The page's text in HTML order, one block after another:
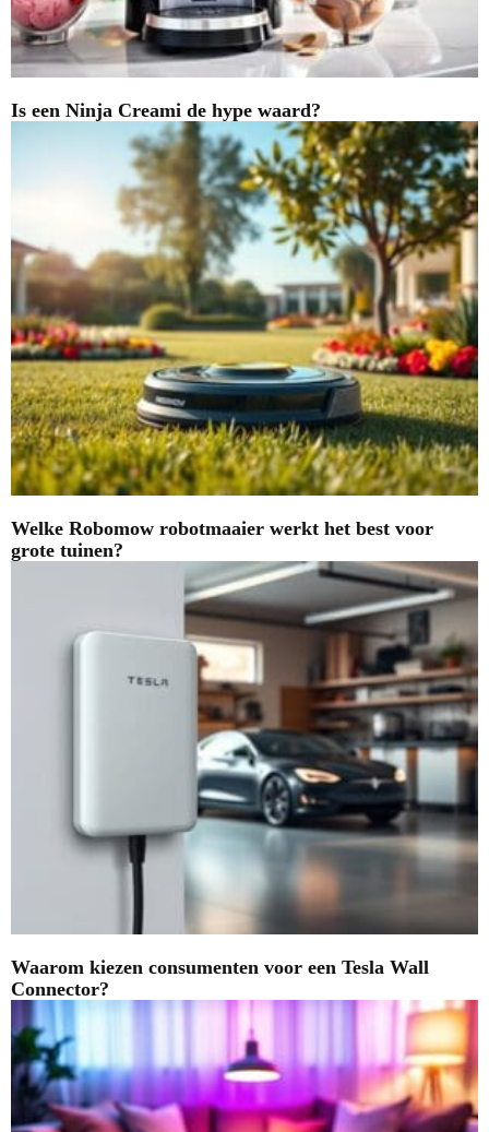
Is een Ninja Creami de hype waard?
Welke Robomow robotmaaier werkt het best voor
grote tuinen?
Waarom kiezen consumenten voor een Tesla Wall
Connector?